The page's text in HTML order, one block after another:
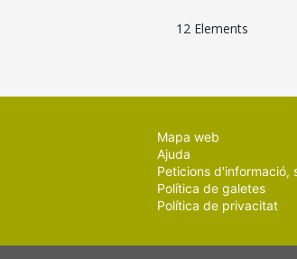
12 Elements
Mapa web
Ajuda
Peticions d'informació,
Política de galetes
Política de privacitat